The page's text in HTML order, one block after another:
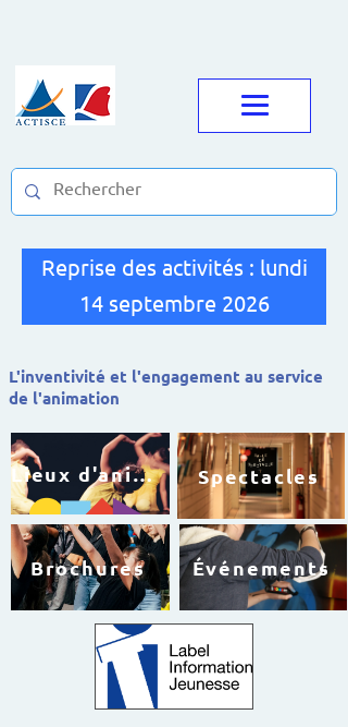
Reprise des activités : lundi
14 septembre 2026
L'inventivité et l'engagement au service
de l'animation
Lieux d'animation Spectacles
Brochures Événements